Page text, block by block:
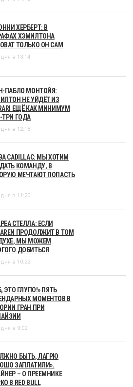
ХЕРБЕРТ: В
ХЭМИЛТОНА
ТОЛЬКО ОН САМ
в 13:14
ПАБЛО МОНТОЙЯ:
НЕ УЙДЁТ ИЗ
ЕЩЁ КАК МИНИМУМ
ТРИ ГОДА
в 12:18
CADILLAC: МЫ ХОТИМ
КОМАНДУ, В
МЕЧТАЮТ ПОПАСТЬ
в 11:20
СТЕЛЛА: ЕСЛИ
ПРОДОЛЖИТ В ТОМ
МЫ МОЖЕМ
ДОБИТЬСЯ
в 10:22
ЭТО ГЛУПО!» ПЯТЬ
МОМЕНТОВ В
ГРАН ПРИ
в 9:02
БЫТЬ, ЛАГРЮ
ЗАПЛАТИЛИ».
– О ПРЕЕМНИКЕ
В RED BULL